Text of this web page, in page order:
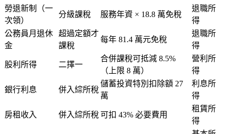
勞退新制（一
次領）
分級課稅 服務年資 × 18.8 萬免稅
退職所
得
公務員月退休
金
超過定額才
課稅
每年 81.4 萬元免稅
退職所
得
股利所得 二擇一
合併課稅可抵減 8.5%
（上限 8 萬）
營利所
得
銀行利息 併入綜所稅
儲蓄投資特別扣除額 27
萬
利息所
得
房租收入 併入綜所稅 可扣 43% 必要費用
租賃所
得